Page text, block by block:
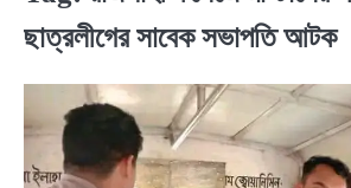
ছাত্রলীগের সাবেক সভাপতি আটক